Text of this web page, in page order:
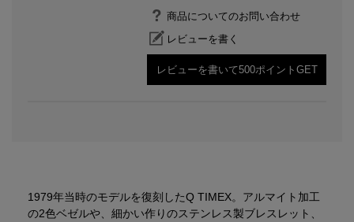
商品についてのお問い合わせ
レビューを書く
レビューを書いて500ポイントGET
1979年当時のモデルを復刻したQ TIMEX。アルマイト加工
の2色ベゼルや、細かい作りのステンレス製ブレスレット、